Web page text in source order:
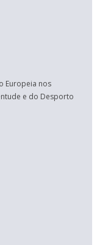
Europeia nos
e do Desporto